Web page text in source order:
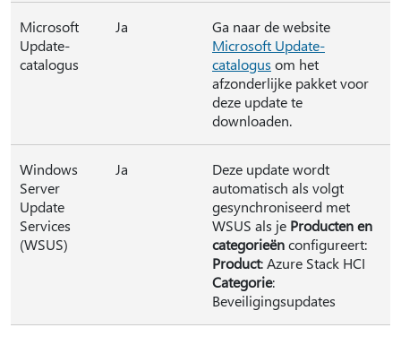
Microsoft
Update-
catalogus
Ja
Ga naar de website
Microsoft Update-
catalogus om het
afzonderlijke pakket voor
deze update te
downloaden.
Windows
Server
Update
Services
(WSUS)
Ja
Deze update wordt
automatisch als volgt
gesynchroniseerd met
WSUS als je Producten en
categorieënconfigureert:
Product: Azure Stack HCI
Categorie:
Beveiligingsupdates